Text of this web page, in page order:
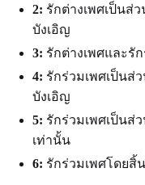
2: รักต่างเพศเป็นส่
บังเอิญ
3: รักต่างเพศและรั
4: รักร่วมเพศเป็นส่
บังเอิญ
5: รักร่วมเพศเป็นส่
เท่านั้น
6: รักร่วมเพศโดยสิ้น